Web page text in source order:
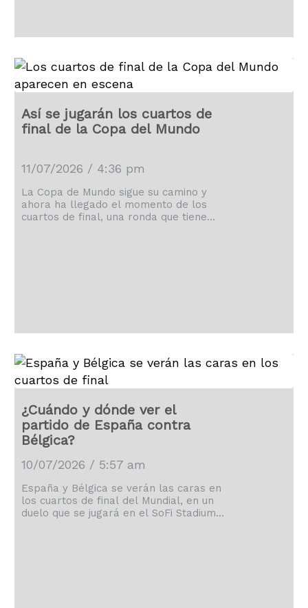
Así se jugarán los cuartos de
final de la Copa del Mundo
11/07/2026 / 4:36 pm
La Copa de Mundo sigue su camino y
ahora ha llegado el momento de los
cuartos de final, una ronda que tiene
¿Cuándo y dónde ver el
partido de España contra
Bélgica?
10/07/2026 / 5:57 am
España y Bélgica se verán las caras en
los cuartos de final del Mundial, en un
duelo que se jugará en el SoFi Stadium